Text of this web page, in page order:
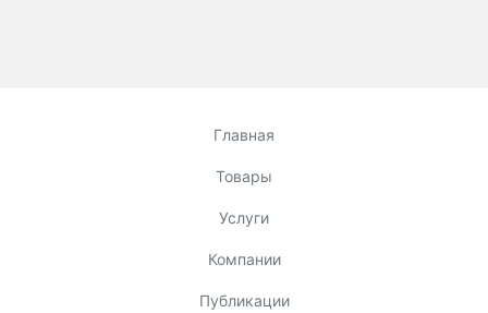
Главная
Товары
Услуги
Компании
Публикации